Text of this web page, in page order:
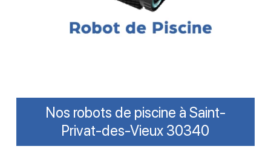
Nos robots de piscine à Saint-
Privat-des-Vieux 30340